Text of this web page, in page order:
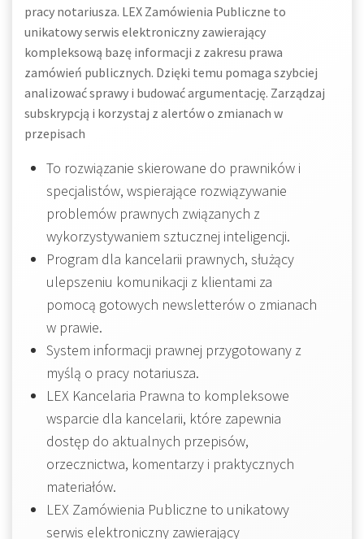
pracy notariusza. LEX Zamówienia Publiczne to
unikatowy serwis elektroniczny zawierający
kompleksową bazę informacji z zakresu prawa
zamówień publicznych. Dzięki temu pomaga szybciej
analizować sprawy i budować argumentację. Zarządzaj
subskrypcją i korzystaj z alertów o zmianach w
przepisach
To rozwiązanie skierowane do prawników i
specjalistów, wspierające rozwiązywanie
problemów prawnych związanych z
wykorzystywaniem sztucznej inteligencji.
Program dla kancelarii prawnych, służący
ulepszeniu komunikacji z klientami za
pomocą gotowych newsletterów o zmianach
w prawie.
System informacji prawnej przygotowany z
myślą o pracy notariusza.
LEX Kancelaria Prawna to kompleksowe
wsparcie dla kancelarii, które zapewnia
dostęp do aktualnych przepisów,
orzecznictwa, komentarzy i praktycznych
materiałów.
LEX Zamówienia Publiczne to unikatowy
serwis elektroniczny zawierający